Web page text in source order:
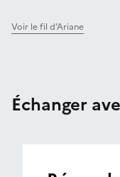
Voir le fil d’Ariane
Échanger